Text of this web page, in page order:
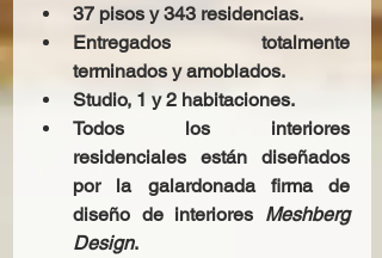
37 pisos y 343 residencias.
Entregados totalmente
terminados y amoblados.
Studio, 1 y 2 habitaciones.
Todos los interiores
residenciales están diseñados
por la galardonada firma de
diseño de interiores Meshberg
Design.